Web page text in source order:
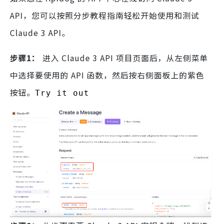
API，您可以按照分步教程指南轻松开始使用和测试
Claude 3 API。
步骤1： 进入 Claude 3 API 项目页面后，从左侧菜单
中选择要使用的 API 函数，然后按右侧面板上的紫色
按钮。 Try it out